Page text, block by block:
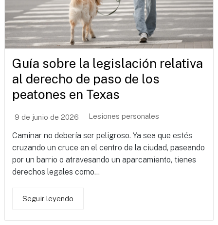
Guía sobre la legislación relativa
al derecho de paso de los
peatones en Texas
9 de junio de 2026 Lesiones personales
Caminar no debería ser peligroso. Ya sea que estés
cruzando un cruce en el centro de la ciudad, paseando
por un barrio o atravesando un aparcamiento, tienes
derechos legales como...
Seguir leyendo